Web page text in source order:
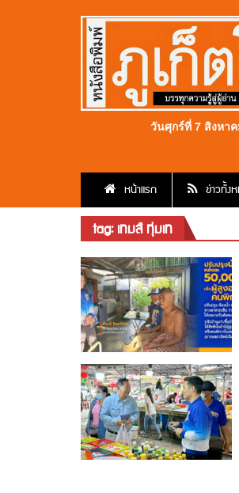
วันศุกร์ที่ 7 สิงหา
หน้าแรก ข่าวทั้ง
tag: เทมส์ ทุ่มเท